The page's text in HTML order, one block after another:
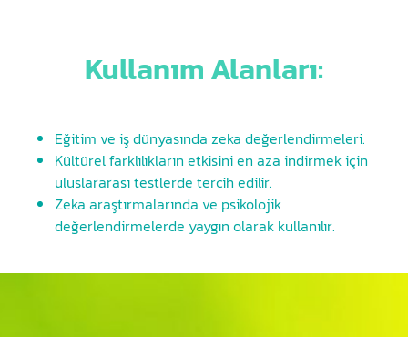
Kullanım Alanları:
Eğitim ve iş dünyasında zeka değerlendirmeleri.
Kültürel farklılıkların etkisini en aza indirmek için
uluslararası testlerde tercih edilir.
Zeka araştırmalarında ve psikolojik
değerlendirmelerde yaygın olarak kullanılır.